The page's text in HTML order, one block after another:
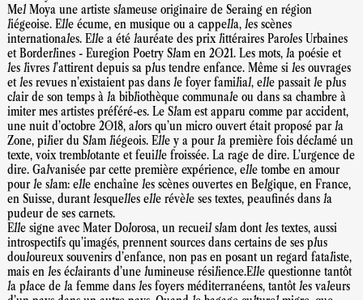
Mel Moya une artiste slameuse originaire de Seraing en région
liégeoise. Elle écume, en musique ou a cappella, les scènes
internationales. Elle a été lauréate des prix littéraires Paroles Urbaines
et Borderlines - Euregion Poetry Slam en 2021. Les mots, la poésie et
les livres l’attirent depuis sa plus tendre enfance. Même si les ouvrages
et les revues n’existaient pas dans le foyer familial, elle passait le plus
clair de son temps à la bibliothèque communale ou dans sa chambre à
imiter mes artistes préféré-es. Le Slam est apparu comme par accident,
une nuit d’octobre 2018, alors qu’un micro ouvert était proposé par la
Zone, pilier du Slam liégeois. Elle y a pour la première fois déclamé un
texte, voix tremblotante et feuille froissée. La rage de dire. L’urgence de
dire. Galvanisée par cette première expérience, elle tombe en amour
pour le slam: elle enchaîne les scènes ouvertes en Belgique, en France,
en Suisse, durant lesquelles elle révèle ses textes, peaufinés dans la
pudeur de ses carnets.
Elle signe avec Mater Dolorosa, un recueil slam dont les textes, aussi
introspectifs qu’imagés, prennent sources dans certains de ses plus
douloureux souvenirs d’enfance, non pas en posant un regard fataliste,
mais en les éclairants d’une lumineuse résilience.Elle questionne tantôt
la place de la femme dans les foyers méditerranéens, tantôt les valeurs